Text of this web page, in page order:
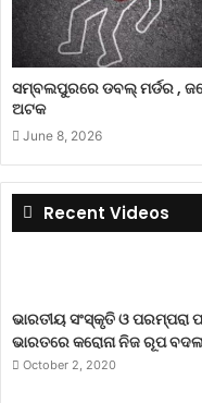
ସମ୍ବଲପୁରରେ ଡବଲ୍ ମର୍ଡର ,
ଅଟକ
June 8, 2026
Recent Videos
ଭାରତୀୟ ସଂସ୍କୃତି ଓ ପରମ୍ପରା
ଭାରତରେ କରୋନା ନିଜ ରୂପ
October 2, 2020